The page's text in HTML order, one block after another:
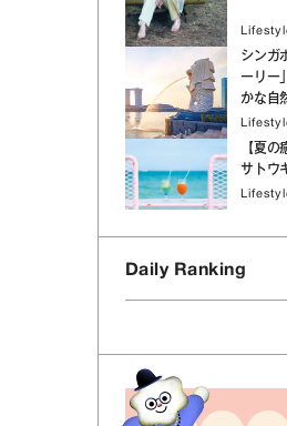
シンガ
ーリー
かな自
【夏の
サトウ
Daily Ranking